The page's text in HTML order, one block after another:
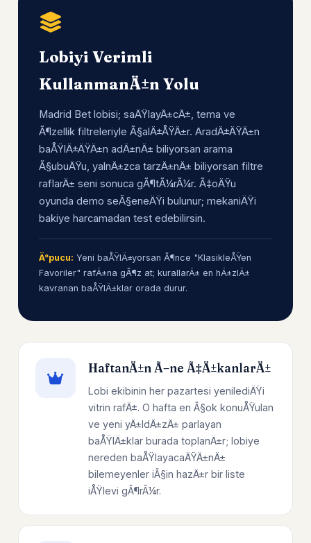
Lobiyi Verimli
KullanmanÄ±n Yolu
Madrid Bet lobisi; saÄŸlayÄ±cÄ±, tema ve
Ã¶zellik filtreleriyle Ã§alÄ±ÅŸÄ±r. AradÄ±ÄŸÄ±n
baÅŸlÄ±ÄŸÄ±n adÄ±nÄ± biliyorsan arama
Ã§ubuÄŸu, yalnÄ±zca tarzÄ±nÄ± biliyorsan filtre
raflarÄ± seni sonuca gÃ¶tÃ¼rÃ¼r. Ã‡oÄŸu
oyunda demo seÃ§eneÄŸi bulunur; mekaniÄŸi
bakiye harcamadan test edebilirsin.
Ä°pucu: Yeni baÅŸlÄ±yorsan Ã¶nce "KlasikleÅŸen
Favoriler" rafÄ±na gÃ¶z at; kurallarÄ± en hÄ±zlÄ±
kavranan baÅŸlÄ±klar orada durur.
HaftanÄ±n Ã–ne Ã‡Ä±kanlarÄ±
Lobi ekibinin her pazartesi yenilediÄŸi
vitrin rafÄ±. O hafta en Ã§ok konuÅŸulan
ve yeni yÄ±ldÄ±zÄ± parlayan
baÅŸlÄ±klar burada toplanÄ±r; lobiye
nereden baÅŸlayacaÄŸÄ±nÄ±
bilemeyenler iÃ§in hazÄ±r bir liste
iÅŸlevi gÃ¶rÃ¼r.